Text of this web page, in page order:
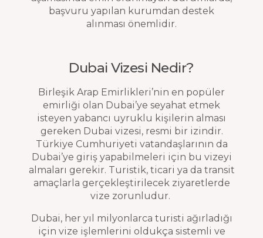
başvuru yapılan kurumdan destek
alınması önemlidir.
Dubai Vizesi Nedir?
Birleşik Arap Emirlikleri’nin en popüler
emirliği olan Dubai’ye seyahat etmek
isteyen yabancı uyruklu kişilerin alması
gereken Dubai vizesi, resmi bir izindir.
Türkiye Cumhuriyeti vatandaşlarının da
Dubai’ye giriş yapabilmeleri için bu vizeyi
almaları gerekir. Turistik, ticari ya da transit
amaçlarla gerçekleştirilecek ziyaretlerde
vize zorunludur.
Dubai, her yıl milyonlarca turisti ağırladığı
için vize işlemlerini oldukça sistemli ve